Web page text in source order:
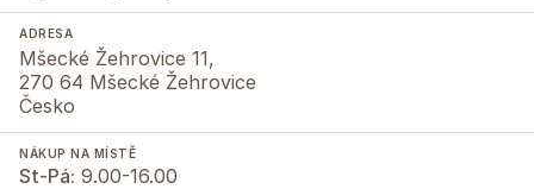
ADRESA
Mšecké Žehrovice 11,
270 64 Mšecké Žehrovice
Česko
NÁKUP NA MÍSTĚ
St-Pá: 9.00-16.00